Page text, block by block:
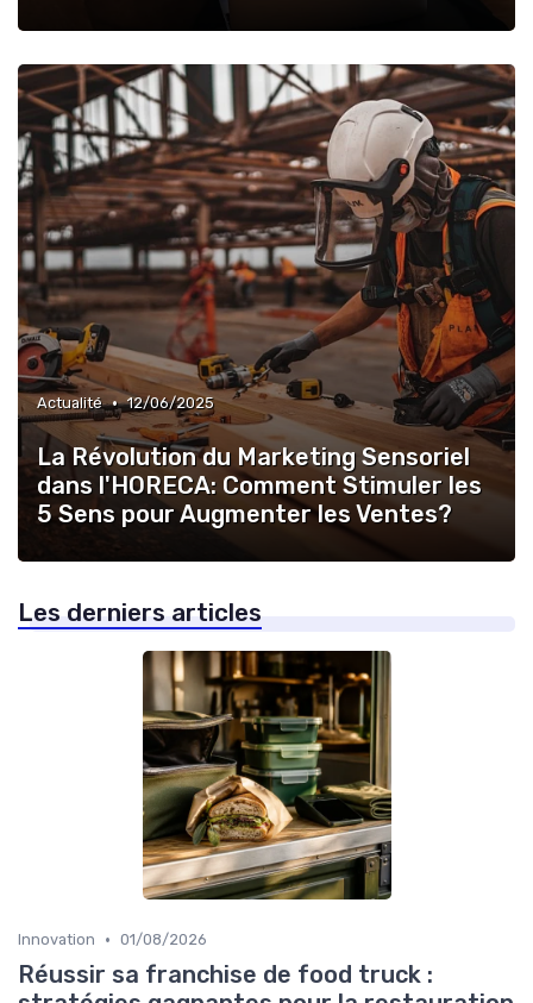
Actualité • 12/06/2025
La Révolution du Marketing Sensoriel
dans l'HORECA: Comment Stimuler les
5 Sens pour Augmenter les Ventes?
Les derniers articles
Innovation • 01/08/2026
Réussir sa franchise de food truck :